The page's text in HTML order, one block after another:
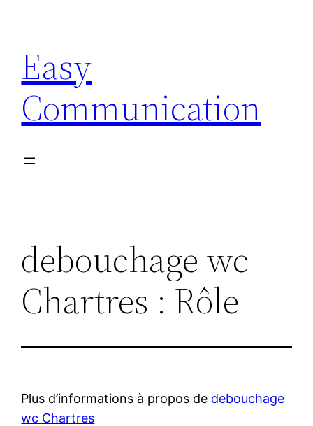
contenu
Easy
Communication
debouchage wc
Chartres : Rôle
Plus d’informations à propos de debouchage
wc Chartres